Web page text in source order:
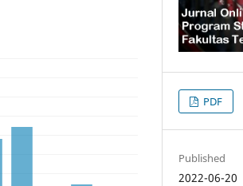
PDF
Published
2022-06-20